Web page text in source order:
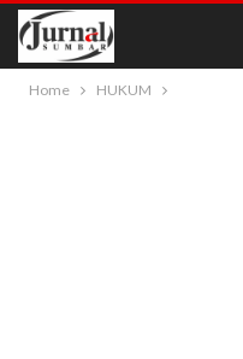
Home HUKUM